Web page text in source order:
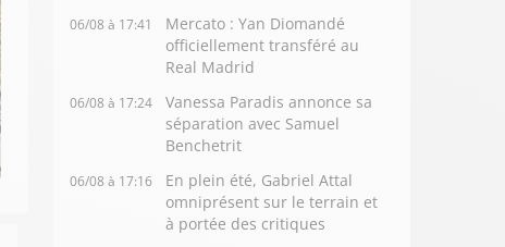
06/08 à 17:41
Mercato : Yan Diomandé
officiellement transféré au
Real Madrid
06/08 à 17:24
Vanessa Paradis annonce sa
séparation avec Samuel
Benchetrit
06/08 à 17:16
En plein été, Gabriel Attal
omniprésent sur le terrain et
à portée des critiques